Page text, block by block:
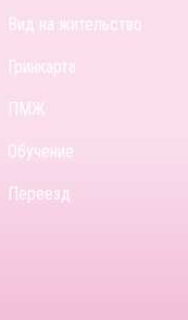
Вид на жительство
Гринкарта
ПМЖ
Обучение
Переезд